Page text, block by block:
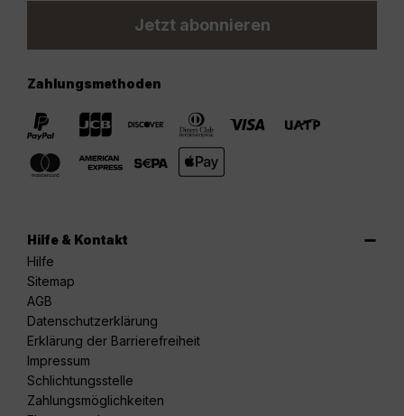
Jetzt abonnieren
Zahlungsmethoden
Hilfe & Kontakt
Hilfe
Sitemap
AGB
Datenschutzerklärung
Erklärung der Barrierefreiheit
Impressum
Schlichtungsstelle
Zahlungsmöglichkeiten